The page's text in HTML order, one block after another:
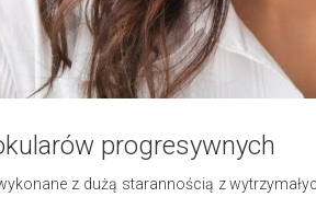
progresywnych
z dużą starannością z